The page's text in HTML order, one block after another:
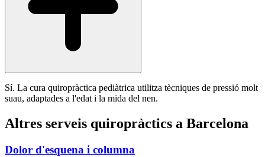
Sí. La cura quiropràctica pediàtrica utilitza tècniques de pressió molt
suau, adaptades a l'edat i la mida del nen.
Altres serveis quiropràctics a Barcelona
Dolor d'esquena i columna